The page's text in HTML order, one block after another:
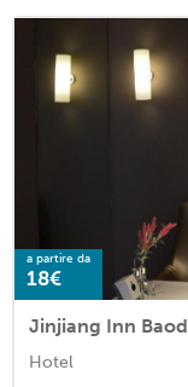
a partire da
18€
Jinjiang Inn
Hotel